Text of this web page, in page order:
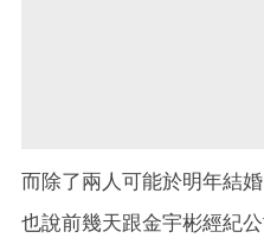
而除了兩人可能於明年結
也說前幾天跟金宇彬經紀